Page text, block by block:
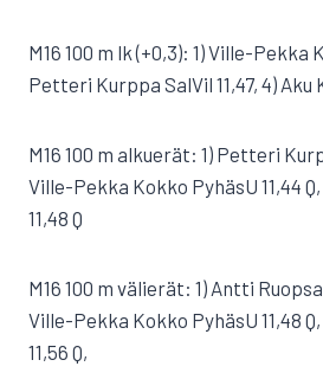
M16 100 m lk (+0,3): 1) Ville-Pekka
Petteri Kurppa SalVil 11,47, 4) Aku
M16 100 m alkuerät: 1) Petteri
Ville-Pekka Kokko PyhäsU 11,44
11,48 Q
M16 100 m välierät: 1) Antti Ruopsa
Ville-Pekka Kokko PyhäsU 11,48
11,56 Q,